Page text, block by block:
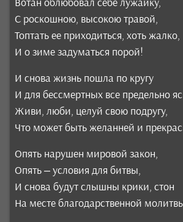
С роскошною, высокою травой,
Топтать ее приходиться, хоть жалко,
И о зиме задуматься порой!
И снова жизнь пошла по кругу
И для бессмертных все предельно
Живи, люби, целуй свою подругу,
Что может быть желанней и
Опять нарушен мировой закон,
Опять – условия для битвы,
И снова будут слышны крики, стон
На месте благодарственной